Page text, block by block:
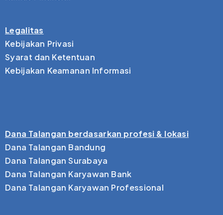
Legalitas
Kebijakan Privasi
Syarat dan Ketentuan
Kebijakan Keamanan Informasi
Dana Talangan berdasarkan profesi & lokasi
Dana Talangan Bandung
Dana Talangan Surabaya
Dana Talangan Karyawan Bank
Dana Talangan Karyawan Professional